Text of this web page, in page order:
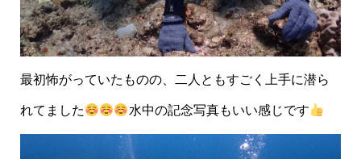
最初怖がっていたものの、二人ともすごく上手に潜ら
れてました 水中の記念写真もいい感じです